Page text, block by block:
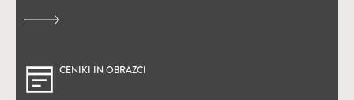
CENIKI IN OBRAZCI